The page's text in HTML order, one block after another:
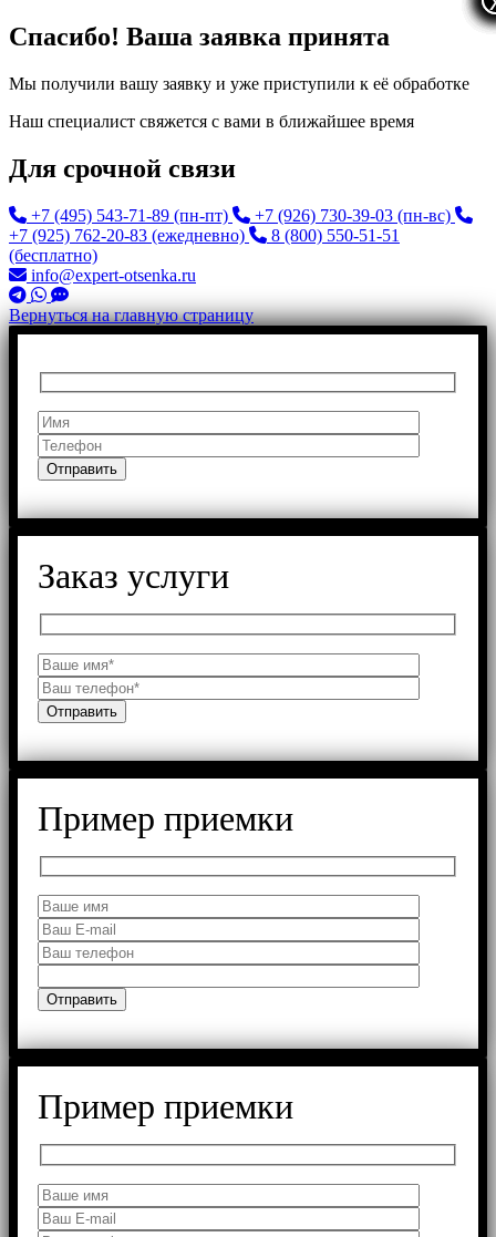
Спасибо! Ваша заявка принята
Мы получили вашу заявку и уже приступили к её обработке
Наш специалист свяжется с вами в ближайшее время
Для срочной связи
+7 (495) 543-71-89 (пн-пт) +7 (926) 730-39-03 (пн-вс)
+7 (925) 762-20-83 (ежедневно)
8 (800) 550-51-51
(бесплатно)
info@expert-otsenka.ru
Вернуться на главную страницу
Заказ услуги
Пример приемки
Пример приемки